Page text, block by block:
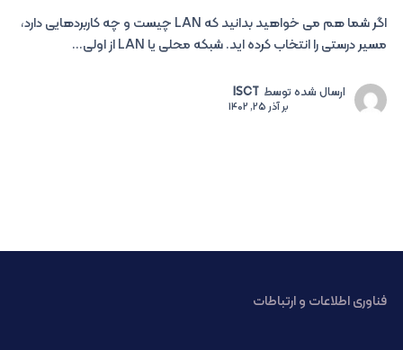
اگر شما هم می خواهید بدانید که LAN چیست و چه کاربردهایی دارد،
مسیر درستی را انتخاب کرده اید. شبکه محلی یا LAN از اولی...
ارسال شده توسط ISCT
برآذر 25, 1402
فناوری اطلاعات و ارتباطات